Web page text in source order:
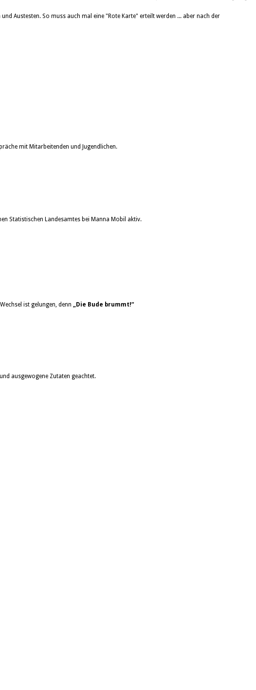
Austesten. So muss auch mal eine "Rote Karte" erteilt werden ... aber nach der
mit Mitarbeitenden und Jugendlichen.
Statistischen Landesamtes bei Manna Mobil aktiv.
ist gelungen, denn „Die Bude brummt!“
ausgewogene Zutaten geachtet.